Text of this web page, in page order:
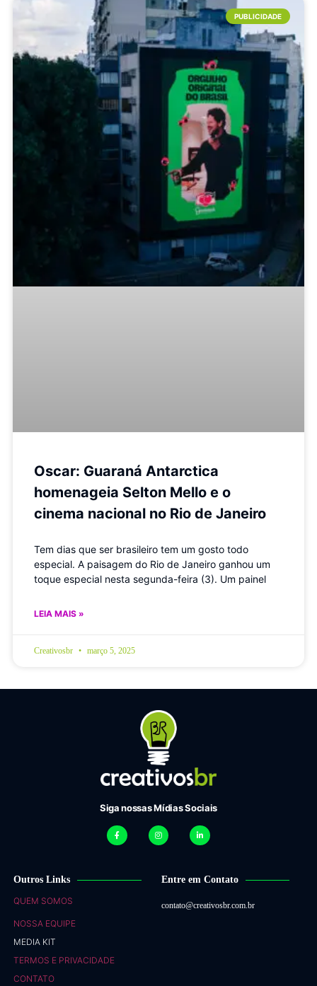
PUBLICIDADE
Oscar: Guaraná Antarctica
homenageia Selton Mello e o
cinema nacional no Rio de Janeiro
Tem dias que ser brasileiro tem um gosto todo
especial. A paisagem do Rio de Janeiro ganhou um
toque especial nesta segunda-feira (3). Um painel
LEIA MAIS »
Creativosbr março 5, 2025
Siga nossas Mídias Sociais
Outros Links
QUEM SOMOS
NOSSA EQUIPE
MEDIA KIT
TERMOS E PRIVACIDADE
CONTATO
Entre em Contato
contato@creativosbr.com.br